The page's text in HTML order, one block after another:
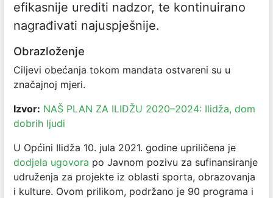
efikasnije urediti nadzor, te kontinuirano
nagrađivati najuspješnije.
Obrazloženje
Ciljevi obećanja tokom mandata ostvareni su u
značajnoj mjeri.
Izvor: NAŠ PLAN ZA ILIDŽU 2020–2024: Ilidža, dom
dobrih ljudi
U Općini Ilidža 10. jula 2021. godine upriličena je
dodjela ugovora po Javnom pozivu za sufinansiranje
udruženja za projekte iz oblasti sporta, obrazovanja
i kulture. Ovom prilikom, podržano je 90 programa i